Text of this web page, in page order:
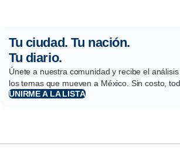
Tu ciudad. Tu nación.
Tu diario.
Únete a nuestra comunidad y recibe el
los temas que mueven a México. Sin costo,
UNIRME A LA LISTA